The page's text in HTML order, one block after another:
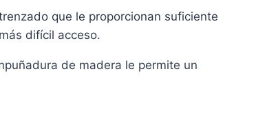
que le proporcionan suficiente
difícil acceso.
de madera le permite un